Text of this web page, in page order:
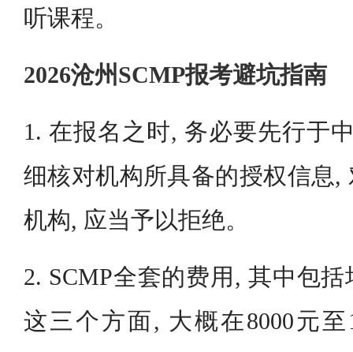
听课程。
2026沧州SCMP报考避坑指南
1. 在报名之时, 务必要先行于
细核对机构所具备的授权信息,
机构, 应当予以拒绝。
2. SCMP全套的费用, 其中包
这三个方面, 大概在8000元